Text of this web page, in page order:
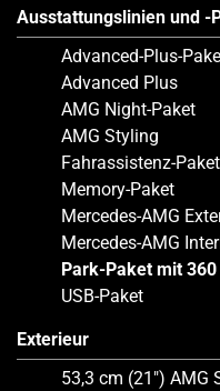
Ausstattungslinien und -
Advanced-Plus-
Advanced Plus
AMG Night-Paket
AMG Styling
Fahrassistenz-
Memory-Paket
Mercedes-AMG
Mercedes-AMG
Park-Paket mit
USB-Paket
Exterieur
53,3 cm (21″) AMG